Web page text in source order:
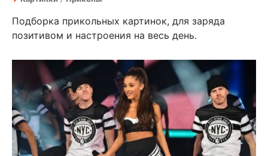
Подборка прикольных картинок, для заряда
позитивом и настроения на весь день.